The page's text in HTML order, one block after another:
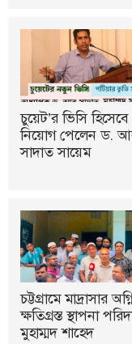
চুয়েট’র ভিসি হিসেবে
নিয়োগ পেলেন ড.
সাদাত সায়েম
চট্টগ্রামে মাদ্রাসার
ক্ষতিগ্রস্ত স্থাপনা
মুহাম্মদ শাহেদ